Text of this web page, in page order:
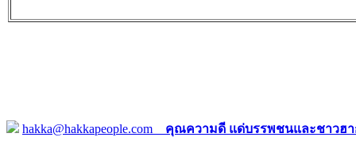
hakka@hakkapeople.com คุณความดี แด่บรรพชนและชาวฮ